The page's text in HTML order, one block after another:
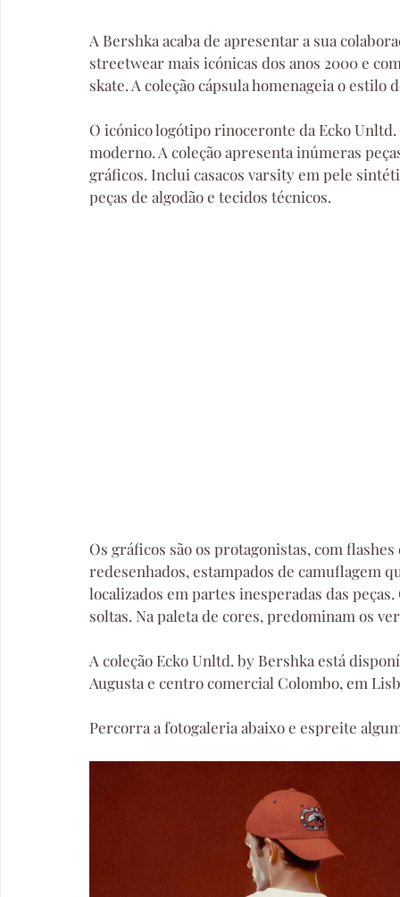
A Bershka acaba de apresentar a sua
streetwear mais icónicas dos anos 2000 e
skate. A coleção cápsula homenageia o estilo
O icónico logótipo rinoceronte da Ecko
moderno. A coleção apresenta inúmeras
gráficos. Inclui casacos varsity em pele
peças de algodão e tecidos técnicos.
Os gráficos são os protagonistas, com
redesenhados, estampados de camuflagem
localizados em partes inesperadas das
soltas. Na paleta de cores, predominam os
A coleção Ecko Unltd. by Bershka está
Augusta e centro comercial Colombo, em
Percorra a fotogaleria abaixo e espreite